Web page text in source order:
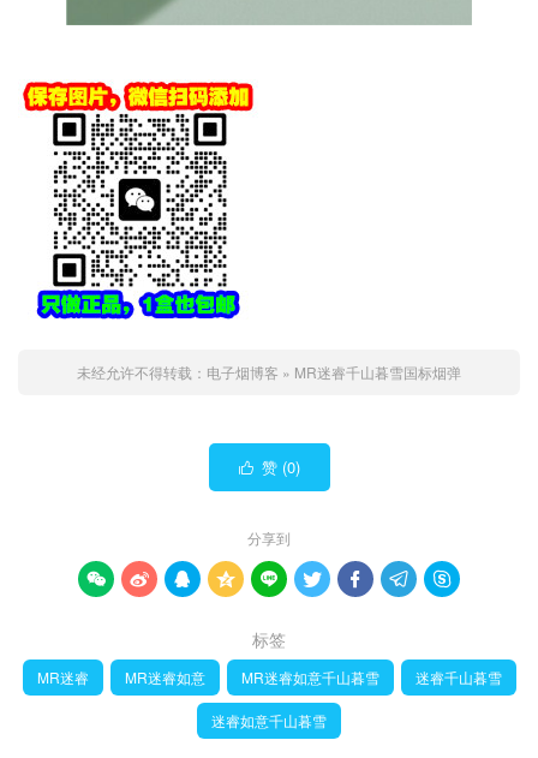
未经允许不得转载： 电子烟博客 » MR迷睿千山暮雪国标烟弹
 赞 (0)
分享到
        
标签
MR迷睿 MR迷睿如意 MR迷睿如意千山暮雪 迷睿千山暮雪
迷睿如意千山暮雪